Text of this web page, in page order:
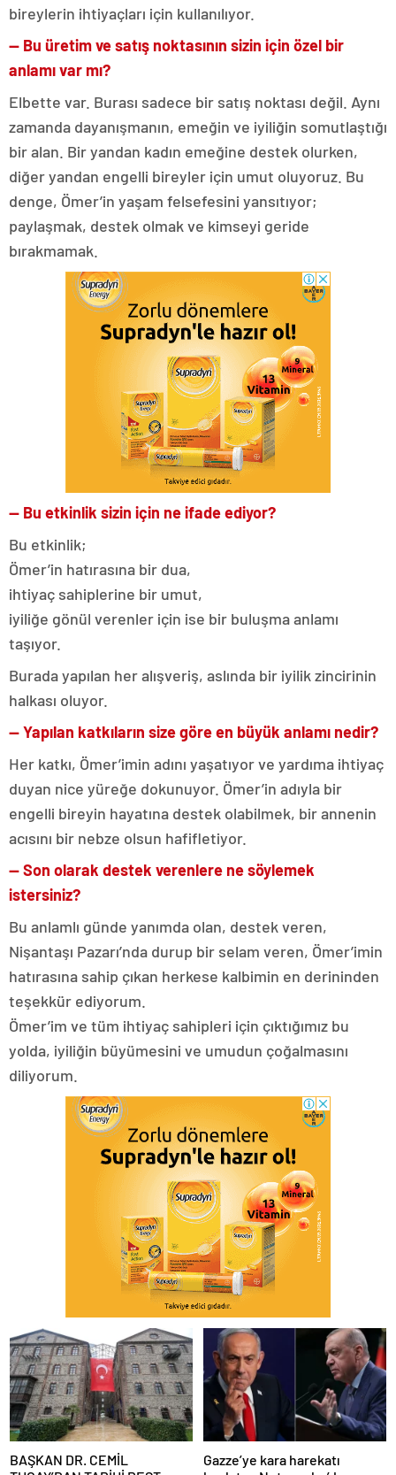
bireylerin ihtiyaçları için kullanılıyor.
— Bu üretim ve satış noktasının sizin için özel bir
anlamı var mı?
Elbette var. Burası sadece bir satış noktası değil. Aynı
zamanda dayanışmanın, emeğin ve iyiliğin somutlaştığı
bir alan. Bir yandan kadın emeğine destek olurken,
diğer yandan engelli bireyler için umut oluyoruz. Bu
denge, Ömer’in yaşam felsefesini yansıtıyor;
paylaşmak, destek olmak ve kimseyi geride
bırakmamak.
— Bu etkinlik sizin için ne ifade ediyor?
Bu etkinlik;
Ömer’in hatırasına bir dua,
ihtiyaç sahiplerine bir umut,
iyiliğe gönül verenler için ise bir buluşma anlamı
taşıyor.
Burada yapılan her alışveriş, aslında bir iyilik zincirinin
halkası oluyor.
— Yapılan katkıların size göre en büyük anlamı nedir?
Her katkı, Ömer’imin adını yaşatıyor ve yardıma ihtiyaç
duyan nice yüreğe dokunuyor. Ömer’in adıyla bir
engelli bireyin hayatına destek olabilmek, bir annenin
acısını bir nebze olsun hafifletiyor.
— Son olarak destek verenlere ne söylemek
istersiniz?
Bu anlamlı günde yanımda olan, destek veren,
Nişantaşı Pazarı’nda durup bir selam veren, Ömer’imin
hatırasına sahip çıkan herkese kalbimin en derininden
teşekkür ediyorum.
Ömer’im ve tüm ihtiyaç sahipleri için çıktığımız bu
yolda, iyiliğin büyümesini ve umudun çoğalmasını
diliyorum.
BAŞKAN DR. CEMİL
Gazze’ye kara harekatı